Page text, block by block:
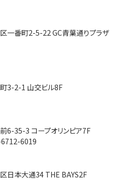
一番町2-5-22 GC青葉通りプラザ
3-2-1 山交ビル8F
6-35-3 コープオリンピア7F
6019
日本大通34 THE BAYS2F